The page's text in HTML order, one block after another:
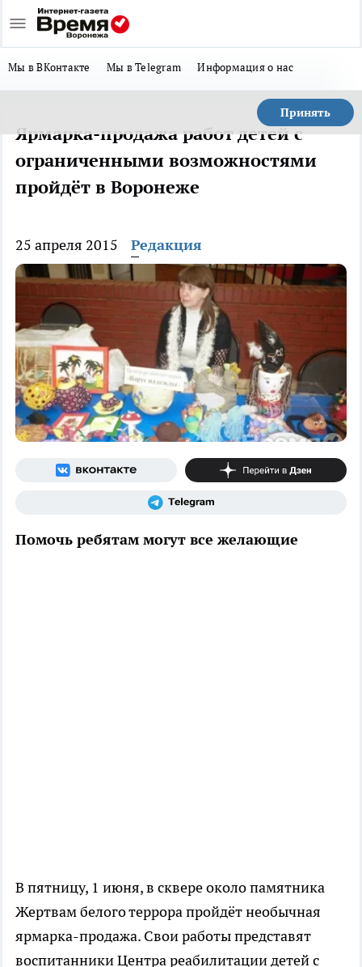
Мы в ВКонтакте Мы в Telegram Информация о нас
Принять
Ярмарка-продажа работ детей с
ограниченными возможностями
пройдёт в Воронеже
25 апреля 2015 Редакция
Помочь ребятам могут все желающие
В пятницу, 1 июня, в сквере около памятника
Жертвам белого террора пройдёт необычная
ярмарка-продажа. Свои работы представят
воспитанники Центра реабилитации детей с